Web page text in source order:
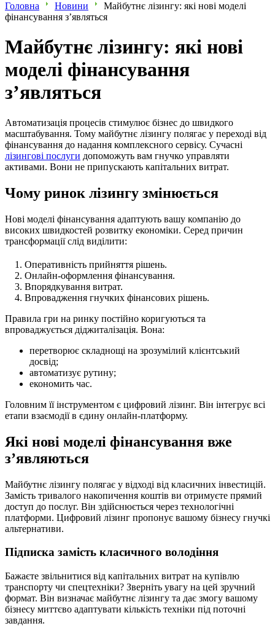
Головна Новини
Майбутнє лізингу: які нові моделі
фінансування з’являться
Майбутнє лізингу: які нові
моделі фінансування
з’являться
Автоматизація процесів стимулює бізнес до швидкого
масштабування. Тому майбутнє лізингу полягає у переході від
фінансування до надання комплексного сервісу. Сучасні
лізингові послуги допоможуть вам гнучко управляти
активами. Вони не припускають капітальних витрат.
Чому ринок лізингу змінюється
Нові моделі фінансування адаптують вашу компанію до
високих швидкостей розвитку економіки. Серед причин
трансформації слід виділити:
Оперативність прийняття рішень.
Онлайн-оформлення фінансування.
Впорядкування витрат.
Впровадження гнучких фінансових рішень.
Правила гри на ринку постійно коригуються та
впроваджується діджиталізація. Вона:
перетворює складнощі на зрозумілий клієнтський
досвід;
автоматизує рутину;
економить час.
Головним її інструментом є цифровий лізинг. Він інтегрує всі
етапи взаємодії в єдину онлайн-платформу.
Які нові моделі фінансування вже
з’являються
Майбутнє лізингу полягає у відході від класичних інвестицій.
Замість тривалого накопичення коштів ви отримуєте прямий
доступ до послуг. Він здійснюється через технологічні
платформи. Цифровий лізинг пропонує вашому бізнесу гнучкі
альтернативи.
Підписка замість класичного володіння
Бажаєте звільнитися від капітальних витрат на купівлю
транспорту чи спецтехніки? Зверніть увагу на цей зручний
формат. Він визначає майбутнє лізингу та дає змогу вашому
бізнесу миттєво адаптувати кількість техніки під поточні
завдання.